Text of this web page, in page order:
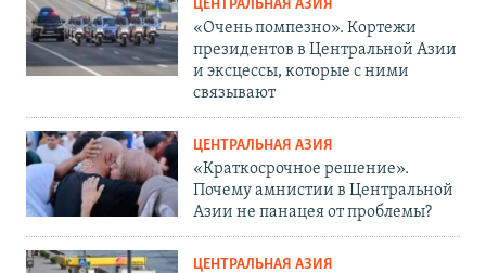
ЦЕНТРАЛЬНАЯ АЗИЯ
«Очень помпезно». Кортежи
президентов в Центральной Азии
и эксцессы, которые с ними
связывают
ЦЕНТРАЛЬНАЯ АЗИЯ
«Краткосрочное решение».
Почему амнистии в Центральной
Азии не панацея от проблемы?
ЦЕНТРАЛЬНАЯ АЗИЯ